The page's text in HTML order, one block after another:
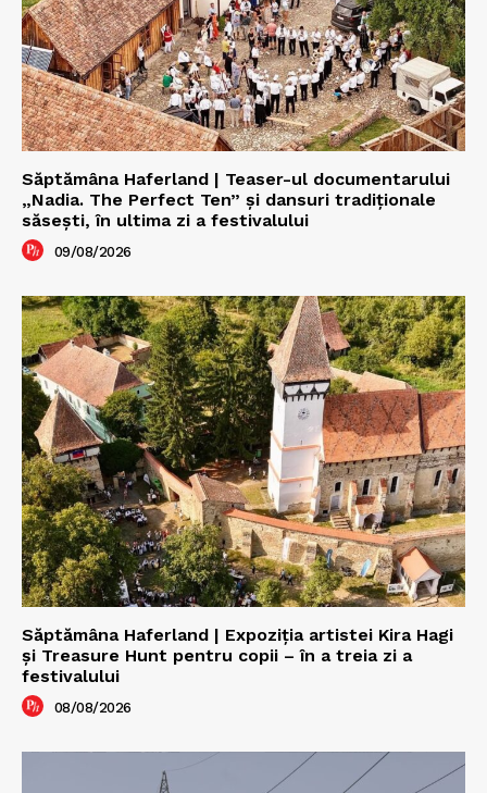
Săptămâna Haferland | Teaser-ul documentarului
„Nadia. The Perfect Ten” şi dansuri tradiţionale
săseşti, în ultima zi a festivalului
09/08/2026
Săptămâna Haferland | Expoziţia artistei Kira Hagi
şi Treasure Hunt pentru copii – în a treia zi a
festivalului
08/08/2026